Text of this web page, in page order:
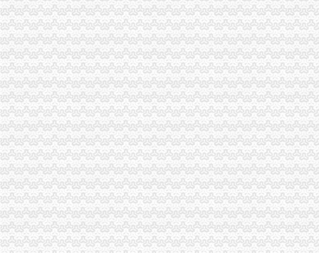
中国石油化工股份有限公司西南油气分公司井口预留阀组井口预留阀组